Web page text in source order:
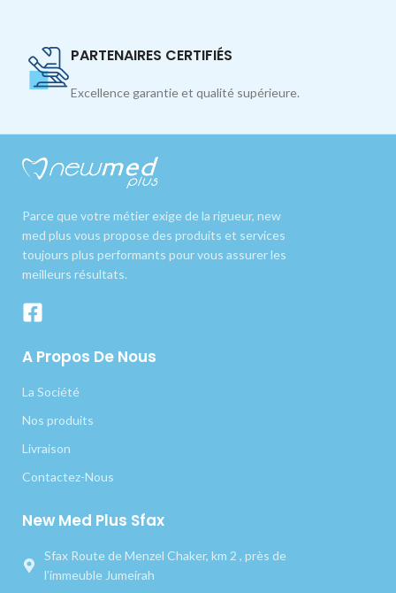
PARTENAIRES CERTIFIÉS
Excellence garantie et qualité supérieure.
Parce que votre métier exige de la rigueur, new
med plus vous propose des produits et services
toujours plus performants pour vous assurer les
meilleurs résultats.
A Propos De Nous
La Société
Nos produits
Livraison
Contactez-Nous
New Med Plus Sfax
Sfax Route de Menzel Chaker, km 2 , près de
l’immeuble Jumeirah